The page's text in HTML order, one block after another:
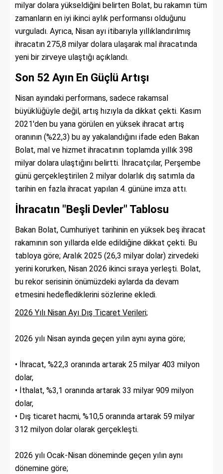
milyar dolara yükseldiğini belirten Bolat, bu rakamın tüm
zamanların en iyi ikinci aylık performansı olduğunu
vurguladı. Ayrıca, Nisan ayı itibarıyla yıllıklandırılmış
ihracatın 275,8 milyar dolara ulaşarak mal ihracatında
yeni bir zirveye ulaştığı açıklandı.
Son 52 Ayın En Güçlü Artışı
Nisan ayındaki performans, sadece rakamsal
büyüklüğüyle değil, artış hızıyla da dikkat çekti. Kasım
2021'den bu yana görülen en yüksek ihracat artış
oranının (%22,3) bu ay yakalandığını ifade eden Bakan
Bolat, mal ve hizmet ihracatının toplamda yıllık 398
milyar dolara ulaştığını belirtti. İhracatçılar, Perşembe
günü gerçekleştirilen 2 milyar dolarlık dış satımla da
tarihin en fazla ihracat yapılan 4. gününe imza attı.
İhracatın "Beşli Devler" Tablosu
Bakan Bolat, Cumhuriyet tarihinin en yüksek beş ihracat
rakamının son yıllarda elde edildiğine dikkat çekti. Bu
tabloya göre; Aralık 2025 (26,3 milyar dolar) zirvedeki
yerini korurken, Nisan 2026 ikinci sıraya yerleşti. Bolat,
bu rekor serisinin önümüzdeki aylarda da devam
etmesini hedeflediklerini sözlerine ekledi.
2026 Yılı Nisan Ayı Dış Ticaret Verileri;
2026 yılı Nisan ayında geçen yılın aynı ayına göre;
• İhracat, %22,3 oranında artarak 25 milyar 403 milyon
dolar,
• İthalat, %3,1 oranında artarak 33 milyar 909 milyon
dolar,
• Dış ticaret hacmi, %10,5 oranında artarak 59 milyar
312 milyon dolar olarak gerçekleşti.
2026 yılı Ocak-Nisan döneminde geçen yılın aynı
dönemine göre;